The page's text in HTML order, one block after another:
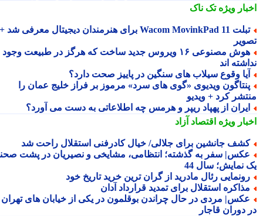
ویژهتک ناک
تبلت Wacom MovinkPad 11 برای هنرمندان دیجیتال معرفی شد +
هوش مصنوعی ۱۶ ویروس جدید ساخت که هرگز در طبیعت وجود
اند
وقوع سیلاب های سنگین در پاییز صحت دارد؟
ویدیوی «گوی های سرد» مرموز بر فراز خلیج عمان را
کرد + ویدیو
از پهپاد ریپر و هرمس چه اطلاعاتی به دست می آورد؟
ویژهاقتصاد آزاد
جانشین برای جلالی/ خیال کادرفنی استقلال راحت شد
سفر به گذشته؛ انتظامی، مشایخی و نصیریان در پشت صحنه
نمایش؛ سال 44
رئال مادرید از گران ترین خرید تاریخ خود
استقلال برای تمدید قرارداد آدان
مردی در حال چراندن بوقلمون در یکی از خیابان های تهران
دوران قاجار